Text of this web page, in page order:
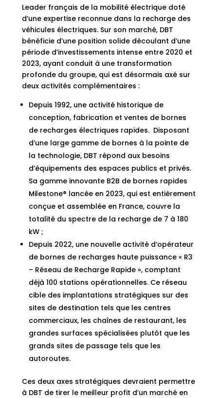
Leader français de la mobilité électrique doté
d’une expertise reconnue dans la recharge des
véhicules électriques. Sur son marché, DBT
bénéficie d’une position solide découlant d’une
période d’investissements intense entre 2020 et
2023, ayant conduit à une transformation
profonde du groupe, qui est désormais axé sur
deux activités complémentaires :
Depuis 1992, une activité historique de
conception, fabrication et ventes de bornes
de recharges électriques rapides. Disposant
d’une large gamme de bornes à la pointe de
la technologie, DBT répond aux besoins
d’équipements des espaces publics et privés.
Sa gamme innovante B2B de bornes rapides
Milestone® lancée en 2023, qui est entièrement
conçue et assemblée en France, couvre la
totalité du spectre de la recharge de 7 à 180
kW ;
Depuis 2022, une nouvelle activité d’opérateur
de bornes de recharges haute puissance « R3
– Réseau de Recharge Rapide », comptant
déjà 100 stations opérationnelles. Ce réseau
cible des implantations stratégiques sur des
sites de destination tels que les centres
commerciaux, les chaînes de restaurant, les
grandes surfaces spécialisées plutôt que les
grands sites de passage tels que les
autoroutes.
Ces deux axes stratégiques devraient permettre
à DBT de tirer le meilleur profit d’un marché en